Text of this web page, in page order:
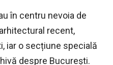
în centru nevoia de
recent,
iar o secțiune specială
despre București.